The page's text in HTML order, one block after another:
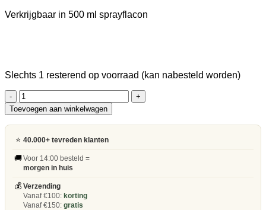
Verkrijgbaar in 500 ml sprayflacon
Slechts 1 resterend op voorraad (kan nabesteld worden)
Unique-
horn
|
HC7
spray
hoof
cleaner
aantal
Toevoegen aan winkelwagen
⭐ 40.000+ tevreden klanten
🚚Voor 14:00 besteld =
morgen in huis
💰 Verzending
Vanaf €100: korting
Vanaf €150: gratis